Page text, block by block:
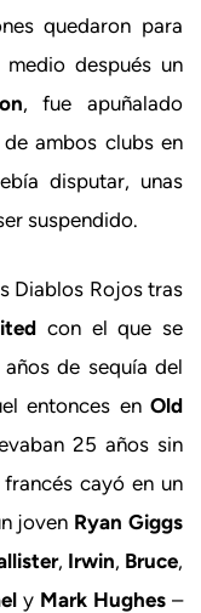
quedaron para
después un
, fue apuñalado
ambos clubs en
disputar, unas
suspendido.
Diablos Rojos tras
con el que se
de sequía del
entonces en Old
25 años sin
cayó en un
joven Ryan Giggs
, Irwin, Bruce,
y Mark Hughes –